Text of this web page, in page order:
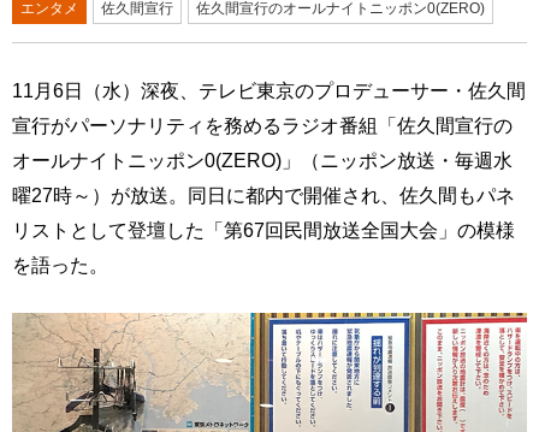
エンタメ 佐久間宣行 佐久間宣行のオールナイトニッポン0(ZERO)
11月6日（水）深夜、テレビ東京のプロデューサー・佐久間
宣行がパーソナリティを務めるラジオ番組「佐久間宣行の
オールナイトニッポン0(ZERO)」（ニッポン放送・毎週水
曜27時～）が放送。同日に都内で開催され、佐久間もパネ
リストとして登壇した「第67回民間放送全国大会」の模様
を語った。